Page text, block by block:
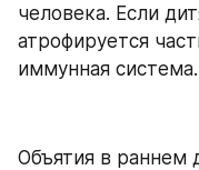
человека. Если
атрофируется
иммунная система.
Объятия в раннем